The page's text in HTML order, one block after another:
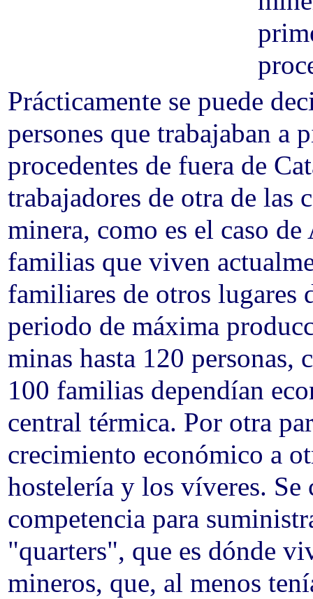
Prácticamente se puede
persones que trabajaban a
procedentes de fuera de
trabajadores de otra de las
minera, como es el caso
familias que viven
familiares de otros lugares
periodo de máxima
minas hasta 120 personas,
100 familias dependían
central térmica. Por otra
crecimiento económico a
hostelería y los víveres. Se
competencia para
"quarters", que es dónde
mineros, que, al menos